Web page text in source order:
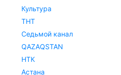
Культура
ТНТ
Седьмой канал
QAZAQSTAN
НТК
Астана